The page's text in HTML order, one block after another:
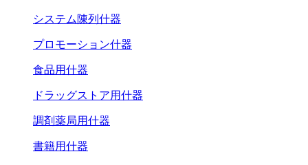
システム陳列什器
プロモーション什器
食品用什器
ドラッグストア用什器
調剤薬局用什器
書籍用什器